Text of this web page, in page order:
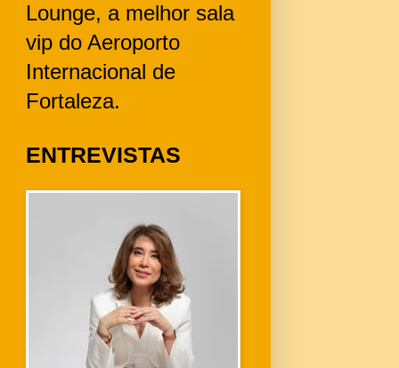
Lounge, a melhor sala
vip do Aeroporto
Internacional de
Fortaleza.
ENTREVISTAS